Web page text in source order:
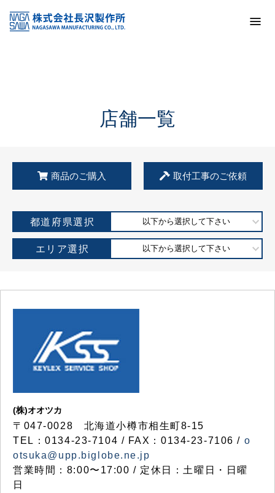
KSS加盟店・取扱店情報
店舗一覧
店舗一覧
商品のご購入 取付工事のご依頼
都道府県選択 以下から選択して下さい
エリア選択 以下から選択して下さい
(株)オオツカ
〒047-0028 北海道小樽市相生町8-15
TEL：0134-23-7104 / FAX：0134-23-7106 / o
otsuka@upp.biglobe.ne.jp
営業時間：8:00〜17:00 / 定休日：土曜日・日曜
日